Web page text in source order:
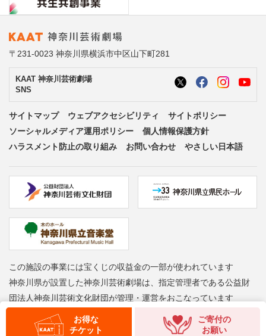
お得な
チケット
ご寄付の
お願い
〒231-0023 神奈川県横浜市中区山下町281
KAAT 神奈川芸術劇場
SNS
サイトマップ ウェブアクセシビリティ
サイトポリシー
ソーシャルメディア運用ポリシー
個人情報保護方針
ハラスメント防止の取り組み
お問い合わせ やさしい日本語
この施設の事業には宝くじの収益金の一部が使われています
神奈川県が設置した神奈川芸術劇場は、指定管理者である公益財
団法人神奈川芸術文化財団が管理・運営をおこなっています
Copyright © Kanagawa Arts Foundation. All rights reserved.